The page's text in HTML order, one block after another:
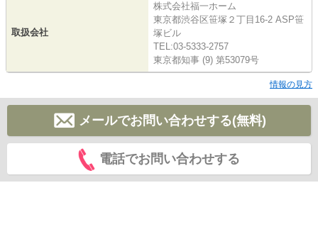
取扱会社
株式会社福一ホーム
東京都渋谷区笹塚２丁目16-2 ASP笹
塚ビル
TEL:03-5333-2757
東京都知事 (9) 第53079号
情報の見方
メールでお問い合わせする(無料)
電話でお問い合わせする